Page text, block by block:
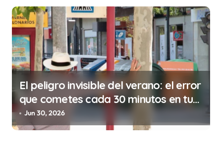
a
d
a
s
El peligro invisible del verano: el error
que cometes cada 30 minutos en tu
trabajo (y la ilegalidad que te puede
costar la vida)
Jun 30, 2026